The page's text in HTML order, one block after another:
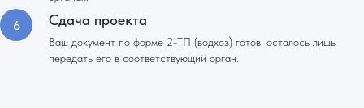
Сдача проекта
Ваш документ по форме 2-ТП (водхоз) готов, осталось лишь
передать его в соответствующий орган.